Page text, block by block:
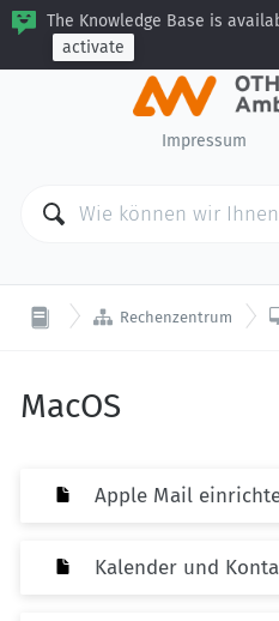
The Knowledge Base is
activate
Impressum
 Rechenzentrum
MacOS
Apple Mail
Kalender und